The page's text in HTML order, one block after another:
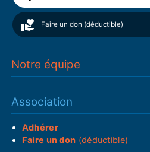
Faire un don (déductible)
Notre équipe
Association
Adhérer
Faire un don (déductible)